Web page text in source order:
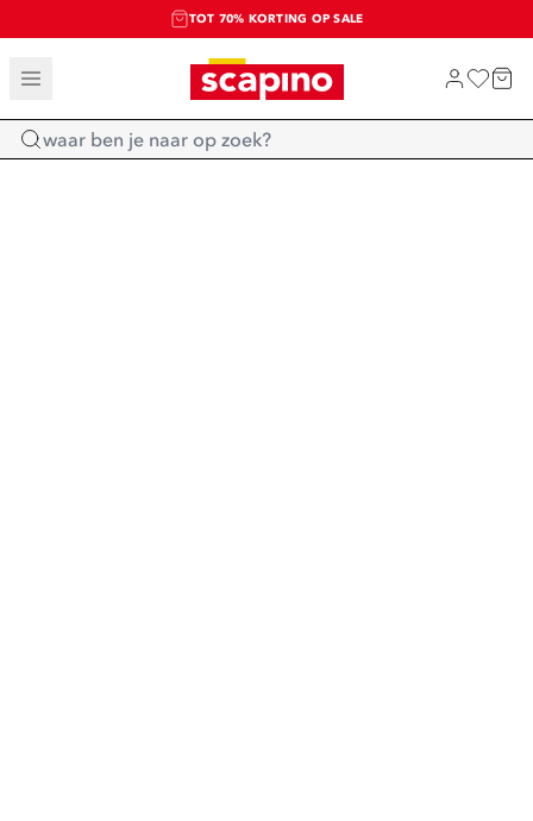
TOT 70% KORTING OP SALE
SALE: LAATSTE KANS!
SHOP NIEUW
Home